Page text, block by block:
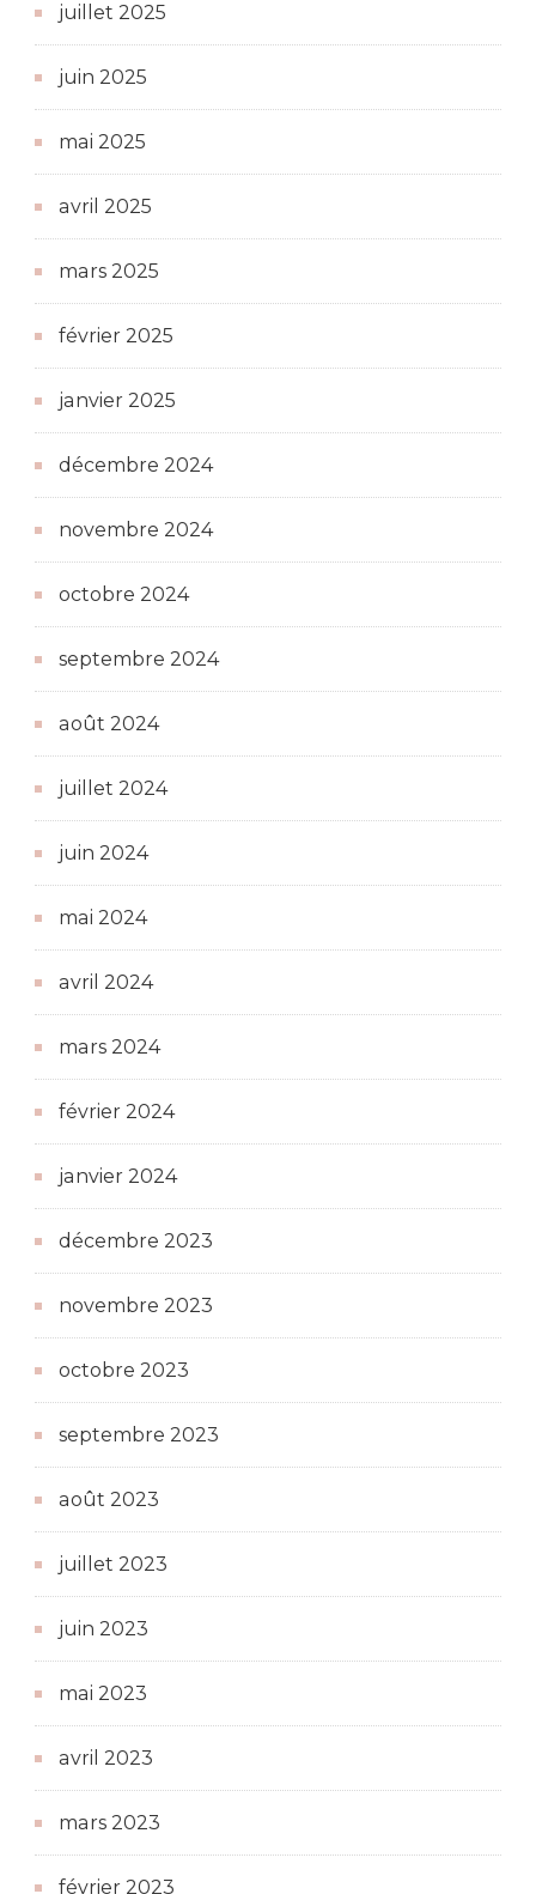
juillet 2025
juin 2025
mai 2025
avril 2025
mars 2025
février 2025
janvier 2025
décembre 2024
novembre 2024
octobre 2024
septembre 2024
août 2024
juillet 2024
juin 2024
mai 2024
avril 2024
mars 2024
février 2024
janvier 2024
décembre 2023
novembre 2023
octobre 2023
septembre 2023
août 2023
juillet 2023
juin 2023
mai 2023
avril 2023
mars 2023
février 2023